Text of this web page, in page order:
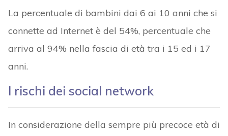
La percentuale di bambini dai 6 ai 10 anni che si
connette ad Internet è del 54%, percentuale che
arriva al 94% nella fascia di età tra i 15 ed i 17
anni.
I rischi dei social network
In considerazione della sempre più precoce età di